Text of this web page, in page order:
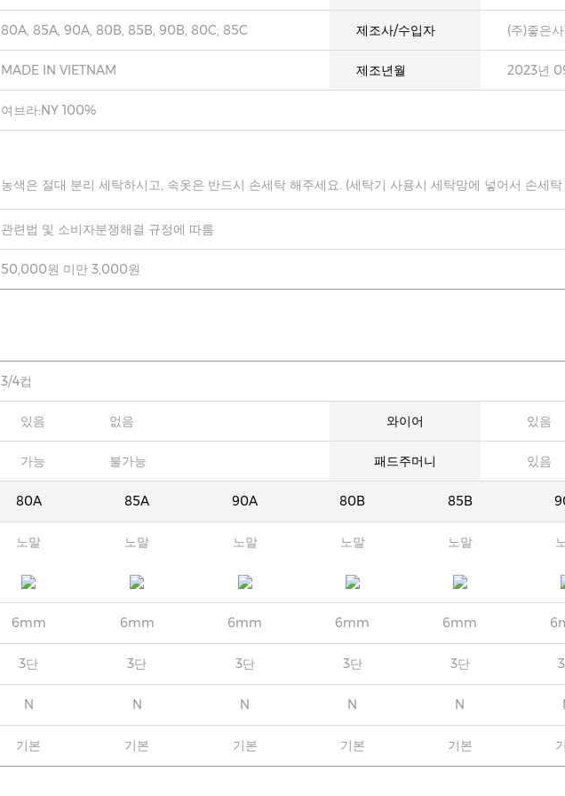
80A, 85A, 90A, 80B, 85B, 90B, 80C, 85C 제조사/수입자 (주)좋은
MADE IN VIETNAM 제조년월 2023년
여브라:NY 100%
농색은 절대 분리 세탁하시고, 속옷은 반드시 손세탁 해주세요. (세탁기 사용시 세탁망에 넣어서 손세
관련법 및 소비자분쟁해결 규정에 따름
50,000원 미만 3,000원
3/4컵
있음 없음 와이어 있음
가능 불가능 패드주머니 있음
80A 85A 90A 80B 85B
노말 노말 노말 노말 노말
6mm 6mm 6mm 6mm 6mm
3단 3단 3단 3단 3단
N N N N N
기본 기본 기본 기본 기본